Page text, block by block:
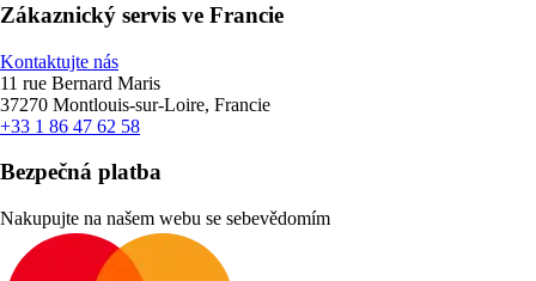
Zákaznický servis ve Francie
Kontaktujte nás
11 rue Bernard Maris
37270 Montlouis-sur-Loire, Francie
+33 1 86 47 62 58
Bezpečná platba
Nakupujte na našem webu se sebevědomím